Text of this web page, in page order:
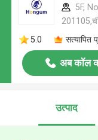
5F,
5.0
सत्यापित
अब कॉल
उत्पाद